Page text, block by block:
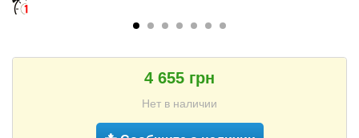
4 655 грн
Нет в наличии